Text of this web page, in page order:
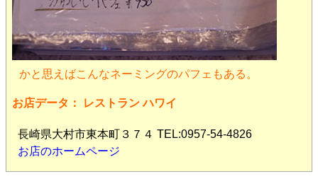
かと思えばこんなネーミングのパフェもある。
お店データ： レストラン ハワイ
長崎県大村市東本町３７４ TEL:0957-54-4826
お店のホームページ